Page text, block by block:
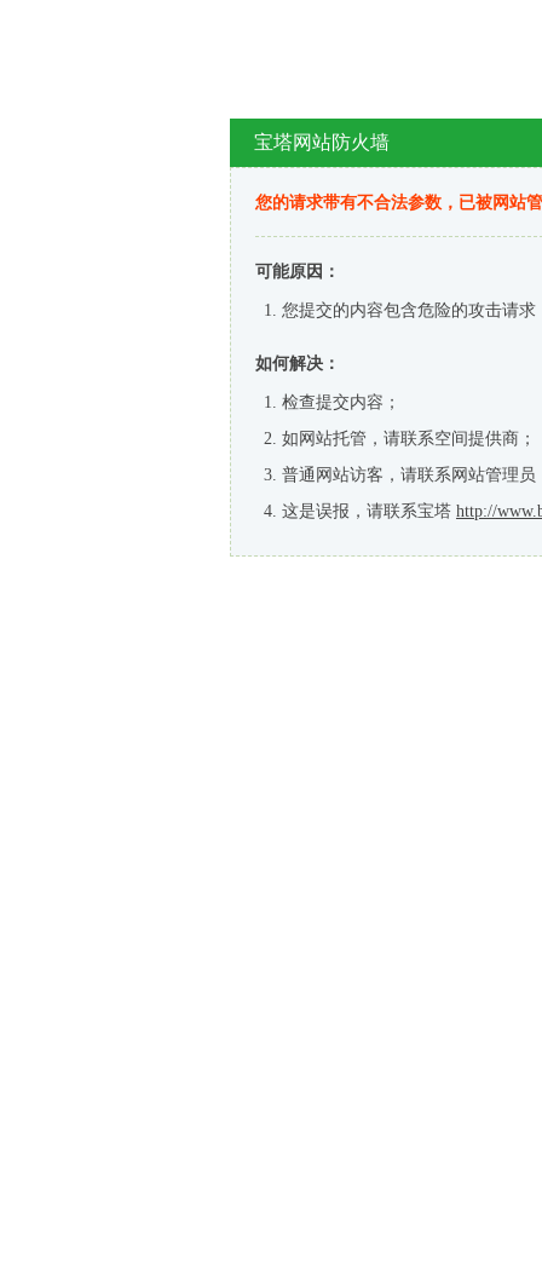
宝塔网站防火墙
您的请求带有不合法参数，已被网站
可能原因：
您提交的内容包含危险的攻击请求
如何解决：
检查提交内容；
如网站托管，请联系空间提供商；
普通网站访客，请联系网站管理员
这是误报，请联系宝塔 http://